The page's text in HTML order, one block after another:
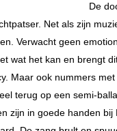
De
Net als zijn
Verwacht geen
wat het kan en brengt
Maar ook nummers
terug op een semi-
zijn in goede handen bij